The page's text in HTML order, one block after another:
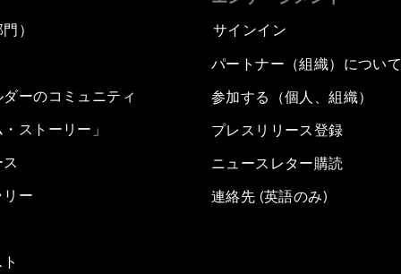
）
ーのコミュニティ
ストーリー」
リー
サインイン
パートナー（組織）につい
参加する（個人、組織）
プレスリリース登録
ニュースレター購読
連絡先 (英語のみ)